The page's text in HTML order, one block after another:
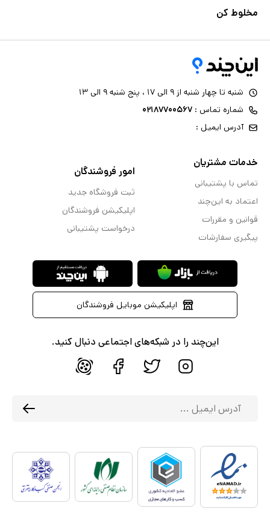
مخلوط کن
شنبه تا چهار شنبه از ۹ الی ۱۷ ، پنج شنبه ۹ الی ۱۳
شماره تماس : ۰۲۱۸۷۷۰۰۵۶۷
آدرس ایمیل :
خدمات مشتریان
تماس با پشتیبانی
اعتماد به این‌چند
قوانین و مقررات
پیگیری سفارشات
امور فروشندگان
ثبت فروشگاه جدید
اپلیکیشن فروشندگان
درخواست پشتیبانی
اپلیکیشن موبایل فروشندگان
این‌چند را در شبکه‌های اجتماعی دنبال کنید.